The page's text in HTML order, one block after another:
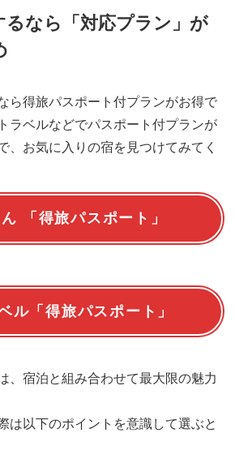
るなら「対応プラン」が
ら得旅パスポート付プランがお得で
ラベルなどでパスポート付プランが
、お気に入りの宿を見つけてみてく
「得旅パスポート」
ル「得旅パスポート」
、宿泊と組み合わせて最大限の魅力
は以下のポイントを意識して選ぶと